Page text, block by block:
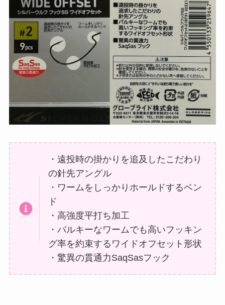
・遠投時の掛かりを追及したこだわり
の針先アングル
・ワームをしっかりホールドするベン
ド
・高強度平打ち加工
・バルキーなワームでも高いフッキン
グ率を約束するワイドオフセット形状
・驚異の貫通力SaqSasフック